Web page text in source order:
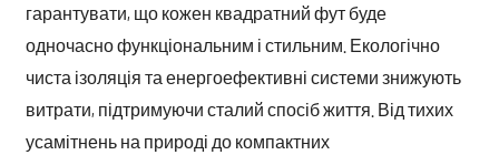
гарантувати, що кожен квадратний фут буде
одночасно функціональним і стильним. Екологічно
чиста ізоляція та енергоефективні системи знижують
витрати, підтримуючи сталий спосіб життя. Від тихих
усамітнень на природі до компактних